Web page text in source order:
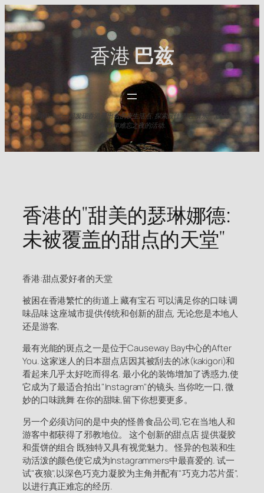
Skip
to
content
香港巴兹
与HK Baz一起发现香港最出名的夜生活点. 探索最佳酒吧,俱乐部,以及
2025年难忘之夜的活动.
香港的"甜美的瑟琳娜德:
未被覆盖的甜点的天堂"
香港:甜点爱好者的天堂
被困在香港繁忙的街道上 藏有宝石 可以满足你的口味 调
味品味 这座城市提供传统和创新的甜点, 无论您是本地人
还是游客,
最有光能的斑点之一是位于Causeway Bay中心的After
You. 这家迷人的日本甜点店因其被刮去的冰(kakigori)和
看起来几乎太好吃而得名. 最小化的装饰增加了诱惑力,使
它成为了最适合拍出"Instagram"的镜头. 当你吃一口, 微
妙的口味跳舞 在你的甜味,留下你想要更多。
另一个必须访问的是中央的怪兽食品公司,它在当地人和
游客中都获得了邪教地位。 这个创新的甜点店 提供凝胶
和蛋饼的组合 既独特又具有视觉魅力。 怪异的包装和生
动活泼的颜色使它成为Instagrammers中最喜爱的. 试一
试"夜狼",以深色巧克力凝胶为主角并配有"巧克力芯片蛋",
以进行真正难忘的经历.